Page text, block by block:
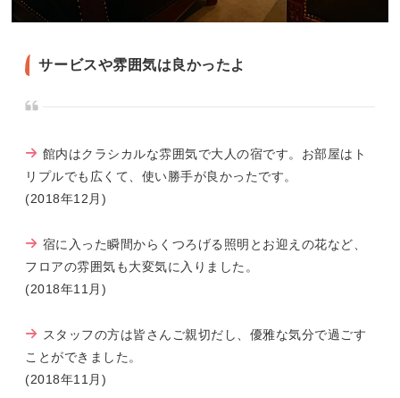
サービスや雰囲気は良かったよ
館内はクラシカルな雰囲気で大人の宿です。お部屋はト
リプルでも広くて、使い勝手が良かったです。
(2018年12月)
宿に入った瞬間からくつろげる照明とお迎えの花など、
フロアの雰囲気も大変気に入りました。
(2018年11月)
スタッフの方は皆さんご親切だし、優雅な気分で過ごす
ことができました。
(2018年11月)